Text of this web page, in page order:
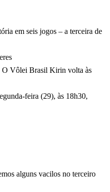
em seis jogos – a terceira de
O Vôlei Brasil Kirin volta às
feira (29), às 18h30,
alguns vacilos no terceiro